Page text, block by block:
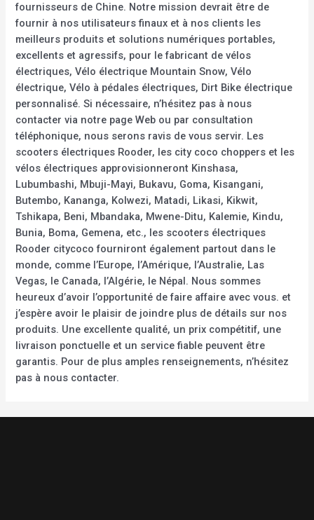
fournisseurs de Chine. Notre mission devrait être de
fournir à nos utilisateurs finaux et à nos clients les
meilleurs produits et solutions numériques portables,
excellents et agressifs, pour le fabricant de vélos
électriques, Vélo électrique Mountain Snow, Vélo
électrique, Vélo à pédales électriques, Dirt Bike électrique
personnalisé. Si nécessaire, n’hésitez pas à nous
contacter via notre page Web ou par consultation
téléphonique, nous serons ravis de vous servir. Les
scooters électriques Rooder, les city coco choppers et les
vélos électriques approvisionneront Kinshasa,
Lubumbashi, Mbuji-Mayi, Bukavu, Goma, Kisangani,
Butembo, Kananga, Kolwezi, Matadi, Likasi, Kikwit,
Tshikapa, Beni, Mbandaka, Mwene-Ditu, Kalemie, Kindu,
Bunia, Boma, Gemena, etc., les scooters électriques
Rooder citycoco fourniront également partout dans le
monde, comme l’Europe, l’Amérique, l’Australie, Las
Vegas, le Canada, l’Algérie, le Népal. Nous sommes
heureux d’avoir l’opportunité de faire affaire avec vous. et
j’espère avoir le plaisir de joindre plus de détails sur nos
produits. Une excellente qualité, un prix compétitif, une
livraison ponctuelle et un service fiable peuvent être
garantis. Pour de plus amples renseignements, n’hésitez
pas à nous contacter.